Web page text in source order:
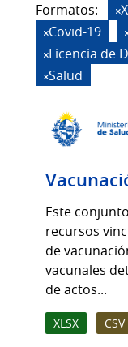
Formatos:
Covid-19
Licencia de
Salud
Este
recursos
de
vacunales
de actos...
XLSX CSV